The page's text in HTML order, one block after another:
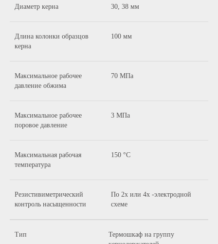
Диаметр керна 30, 38 мм
Длина колонки образцов
керна
100 мм
Максимальное рабочее
давление обжима
70 МПа
Максимальное рабочее
поровое давление
3 МПа
Максимальная рабочая
температура
150 °С
Резистивиметрический
контроль насыщенности
По 2х или 4х -электродной
схеме
Тип
Термошкаф на группу